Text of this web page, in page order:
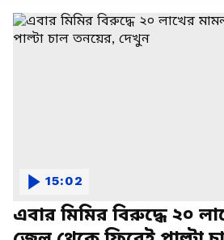
এবার মিমির বিরুদ্ধে ২০
15:02